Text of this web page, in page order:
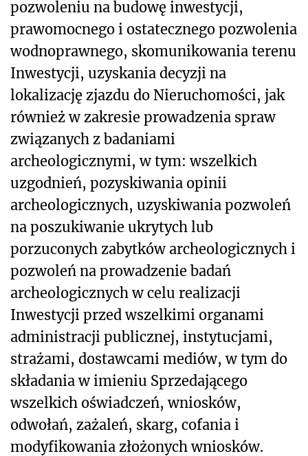
pozwoleniu na budowę inwestycji,
prawomocnego i ostatecznego pozwolenia
wodnoprawnego, skomunikowania terenu
Inwestycji, uzyskania decyzji na
lokalizację zjazdu do Nieruchomości, jak
również w zakresie prowadzenia spraw
związanych z badaniami
archeologicznymi, w tym: wszelkich
uzgodnień, pozyskiwania opinii
archeologicznych, uzyskiwania pozwoleń
na poszukiwanie ukrytych lub
porzuconych zabytków archeologicznych i
pozwoleń na prowadzenie badań
archeologicznych w celu realizacji
Inwestycji przed wszelkimi organami
administracji publicznej, instytucjami,
strażami, dostawcami mediów, w tym do
składania w imieniu Sprzedającego
wszelkich oświadczeń, wniosków,
odwołań, zażaleń, skarg, cofania i
modyfikowania złożonych wniosków.